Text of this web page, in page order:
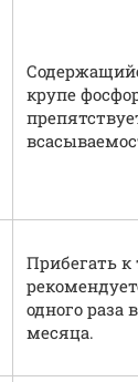
крупе
Прибегать к
одного раза
месяца.